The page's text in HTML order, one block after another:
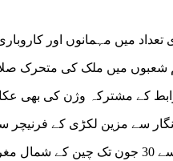
میں مہمانوں اور
شعبوں میں ملک کی متحرک
روابط کے مشترکہ وژن کی بھی
سے مزین لکڑی کے فرنیچر
پویلین اس نمائش کے مقبول ترین مقامات میں سے ایک بن چکا ہے۔ یہ نمائش 26